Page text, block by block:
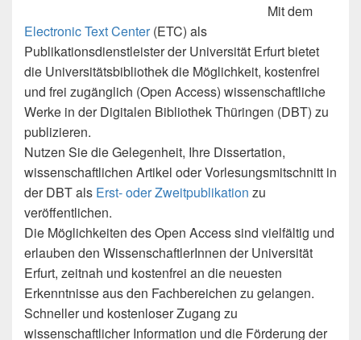
Mit dem
Electronic Text Center(ETC) als
Publikationsdienstleister der Universität Erfurt bietet
die Universitätsbibliothek die Möglichkeit, kostenfrei
und frei zugänglich (Open Access) wissenschaftliche
Werke in der Digitalen Bibliothek Thüringen (DBT) zu
publizieren.
Nutzen Sie die Gelegenheit, Ihre Dissertation,
wissenschaftlichen Artikel oder Vorlesungsmitschnitt in
der DBT als Erst- oder Zweitpublikation zu
veröffentlichen.
Die Möglichkeiten des Open Access sind vielfältig und
erlauben den WissenschaftlerInnen der Universität
Erfurt, zeitnah und kostenfrei an die neuesten
Erkenntnisse aus den Fachbereichen zu gelangen.
Schneller und kostenloser Zugang zu
wissenschaftlicher Information und die Förderung der